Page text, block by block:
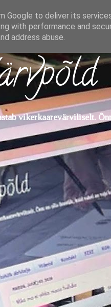
vikerkaarevärviliselt.
Google to deliver its
with performance and
address abuse.